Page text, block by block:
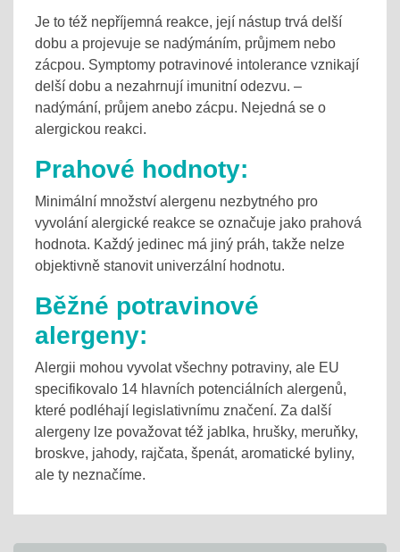
Je to též nepříjemná reakce, její nástup trvá delší
dobu a projevuje se nadýmáním, průjmem nebo
zácpou. Symptomy potravinové intolerance vznikají
delší dobu a nezahrnují imunitní odezvu. –
nadýmání, průjem anebo zácpu. Nejedná se o
alergickou reakci.
Prahové hodnoty:
Minimální množství alergenu nezbytného pro
vyvolání alergické reakce se označuje jako prahová
hodnota. Každý jedinec má jiný práh, takže nelze
objektivně stanovit univerzální hodnotu.
Běžné potravinové
alergeny:
Alergii mohou vyvolat všechny potraviny, ale EU
specifikovalo 14 hlavních potenciálních alergenů,
které podléhají legislativnímu značení. Za další
alergeny lze považovat též jablka, hrušky, meruňky,
broskve, jahody, rajčata, špenát, aromatické byliny,
ale ty neznačíme.